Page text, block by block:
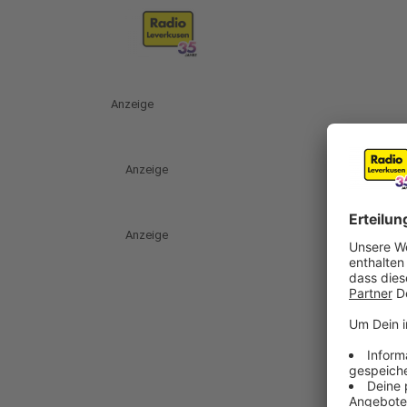
Anzeige
Anzeige
Anzeige